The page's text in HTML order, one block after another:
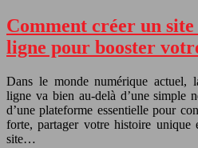
Comment créer un site
ligne pour booster
Dans le monde numérique actuel,
ligne va bien au-delà d’une simple
d’une plateforme essentielle pour
forte, partager votre histoire
site…